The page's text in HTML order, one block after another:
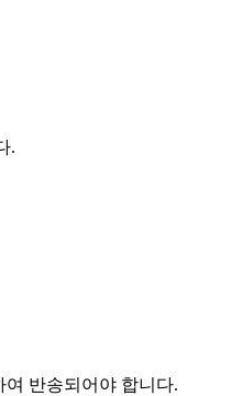
.
반송되어야 합니다.